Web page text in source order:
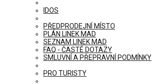
IDOS
PŘEDPRODEJNÍ MÍSTO
PLÁN LINEK MAD
SEZNAM LINEK MAD
FAQ - ČASTÉ DOTAZY
SMLUVNÍ A PŘEPRAVNÍ PODMÍNKY
PRO TURISTY